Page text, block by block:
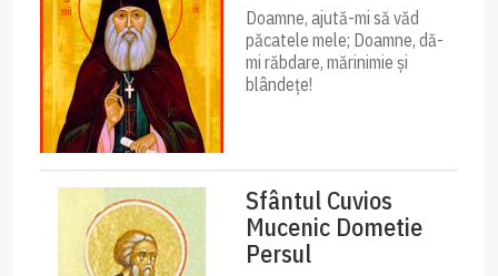
Doamne, ajută-mi să văd
păcatele mele; Doamne, dă-
mi răbdare, mărinimie şi
blândeţe!
Sfântul Cuvios
Mucenic Dometie
Persul